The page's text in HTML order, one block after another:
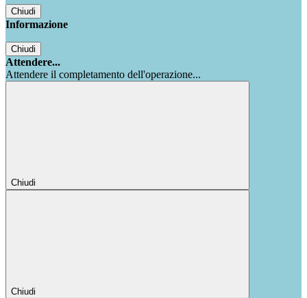
Chiudi
Informazione
Chiudi
Attendere...
Attendere il completamento dell'operazione...
Chiudi
Chiudi